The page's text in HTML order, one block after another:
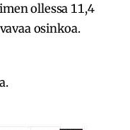
ollessa 11,4
osinkoa.